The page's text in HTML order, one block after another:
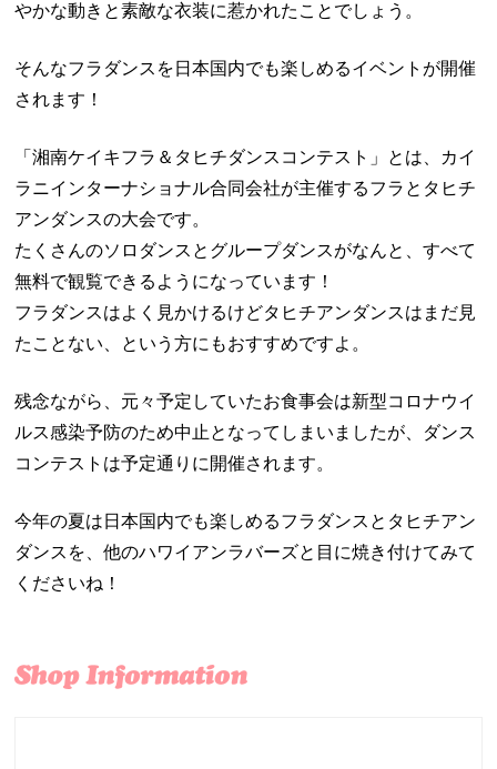
やかな動きと素敵な衣装に惹かれたことでしょう。
そんなフラダンスを日本国内でも楽しめるイベントが開催
されます！
「湘南ケイキフラ＆タヒチダンスコンテスト」とは、カイ
ラニインターナショナル合同会社が主催するフラとタヒチ
アンダンスの大会です。
たくさんのソロダンスとグループダンスがなんと、すべて
無料で観覧できるようになっています！
フラダンスはよく見かけるけどタヒチアンダンスはまだ見
たことない、という方にもおすすめですよ。
残念ながら、元々予定していたお食事会は新型コロナウイ
ルス感染予防のため中止となってしまいましたが、ダンス
コンテストは予定通りに開催されます。
今年の夏は日本国内でも楽しめるフラダンスとタヒチアン
ダンスを、他のハワイアンラバーズと目に焼き付けてみて
くださいね！